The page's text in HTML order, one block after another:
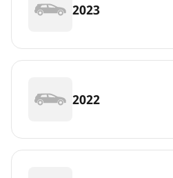
2023
2022